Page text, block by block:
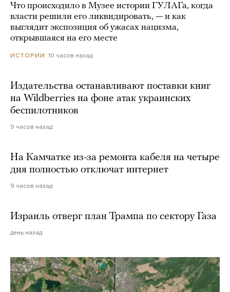
Что происходило в Музее истории ГУЛАГа, когда
власти решили его ликвидировать, — и как
выглядит экспозиция об ужасах нацизма,
открывшаяся на его месте
ИСТОРИИ 10 часов назад
Издательства останавливают поставки книг
на Wildberries на фоне атак украинских
беспилотников
9 часов назад
На Камчатке из-за ремонта кабеля на четыре
дня полностью отключат интернет
9 часов назад
Израиль отверг план Трампа по сектору Газа
день назад